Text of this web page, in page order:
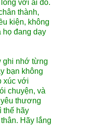
với ai đó.
thành,
kiện, không
họ đang dạy
ghi nhớ từng
bạn không
xúc với
chuyện, và
thương
thế hãy
Hãy lắng